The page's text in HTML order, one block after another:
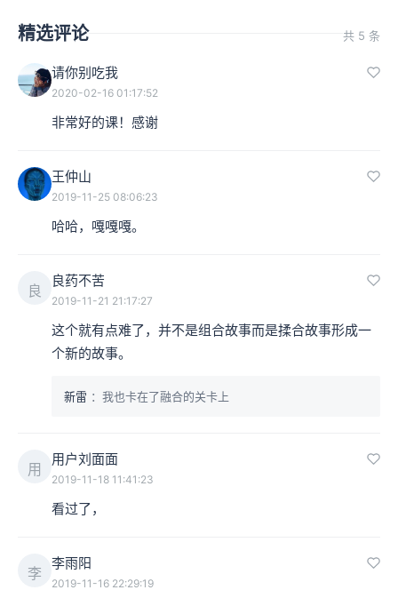
常一个短语或是一句话就足够了，但是一定要非常明确、
“一个女子为逝去的爱情日渐憔悴”，这两个都很难启发想
象力。一个好的种子想法更应该像是这样：
一位老人坐在高架铁轨上，来回摇晃，自言自语……
本集编辑：L
精选评论 共 5 条
请你别吃我
2020-02-16 01:17:52
非常好的课！感谢
王仲山
2019-11-25 08:06:23
哈哈，嘎嘎嘎。
良
良药不苦
2019-11-21 21:17:27
这个就有点难了，并不是组合故事而是揉合故事形成一
新雷 ：我也卡在了融合的关卡上
用
用户刘面面
2019-11-18 11:41:23
看过了，
李
李雨阳
2019-11-16 22:29:19